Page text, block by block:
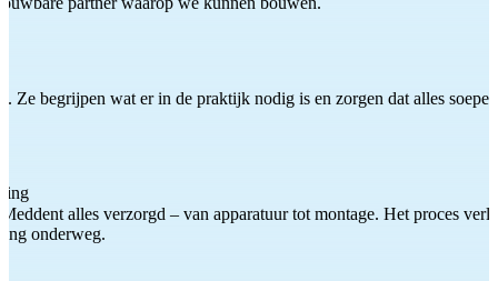
Ze begrijpen wat er in de praktijk nodig is en zorgen dat alles
alles verzorgd – van apparatuur tot montage. Het proces
onderweg.